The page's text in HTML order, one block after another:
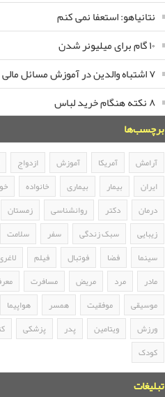
نتانیاهو: استعفا نمی کنم
۱۰ گام برای میلیونر شدن
۷ اشتباه والدین در آموزش مسائل مالی به کودکان
۸ نکته هنگام خرید لباس
برچسب‌ها
آرامش آمریکا آموزش ازدواج
ایران
بیمار بیماری خانواده
درمان
دکتر روانشناسی زمستان
زیبایی
سبک زندگی سفر سلامت
سینما
فضا فوتبال فیلم
مادر
مرد مریض مسافرت
موسیقی
موفقیت همسر هواپیما
ورزش
ویتامین پدر پزشکی
کودک
تبلیغات